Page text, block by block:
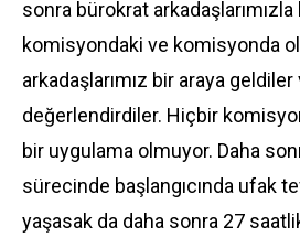
sonra bürokrat
komisyondaki ve komisyonda
arkadaşlarımız bir araya
değerlendirdiler. Hiçbir
bir uygulama olmuyor. Daha
sürecinde başlangıcında ufak
yaşasak da daha sonra 27